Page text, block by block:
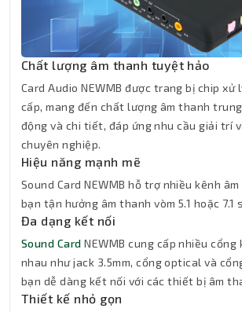
Chất lượng âm thanh tuyệt hảo
Card Audio NEWMB được trang bị chip xử
cấp, mang đến chất lượng âm thanh
động và chi tiết, đáp ứng nhu cầu giải trí
chuyên nghiệp.
Hiệu năng mạnh mẽ
Sound Card NEWMB hỗ trợ nhiều kênh
bạn tận hưởng âm thanh vòm 5.1 hoặc 7.1
Đa dạng kết nối
Sound Card NEWMB cung cấp nhiều cổng
nhau như jack 3.5mm, cổng optical và
bạn dễ dàng kết nối với các thiết bị âm
Thiết kế nhỏ gọn